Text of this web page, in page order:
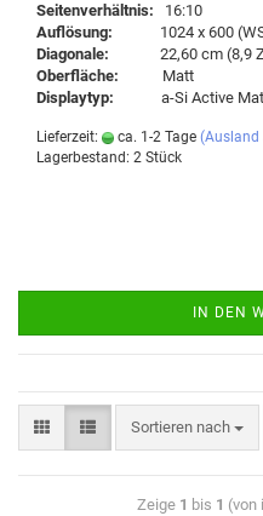
Seitenverhältnis: 16:10
Auflösung: 1024 x 600
Diagonale: 22,60 cm (8,9
Oberfläche: Matt
Displaytyp: a-Si Active
Lieferzeit: ca. 1-2 Tage (Ausland
Lagerbestand: 2 Stück
IN DEN
Sortieren nach
Zeige 1 bis 1 (von